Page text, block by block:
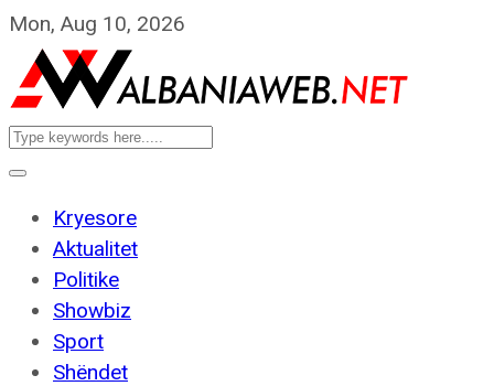
Mon, Aug 10, 2026
Kryesore
Aktualitet
Politike
Showbiz
Sport
Shëndet